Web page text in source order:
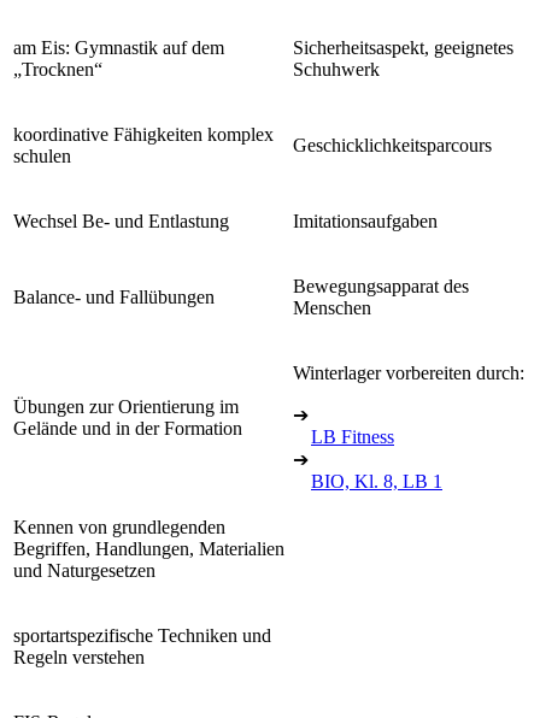
am Eis: Gymnastik auf dem
„Trocknen“
Sicherheitsaspekt, geeignetes
Schuhwerk
koordinative Fähigkeiten komplex
schulen
Geschicklichkeitsparcours
Wechsel Be- und Entlastung Imitationsaufgaben
Balance- und Fallübungen
Bewegungsapparat des
Menschen
Übungen zur Orientierung im
Gelände und in der Formation
Winterlager vorbereiten durch:
➔
LB Fitness
➔
BIO, Kl. 8, LB 1
Kennen von grundlegenden
Begriffen, Handlungen, Materialien
und Naturgesetzen
sportartspezifische Techniken und
Regeln verstehen